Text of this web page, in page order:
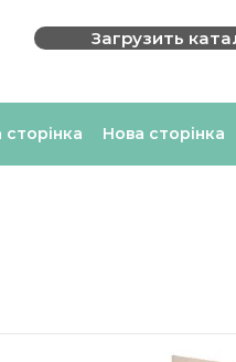
Загрузить
сторінка Нова сторінка